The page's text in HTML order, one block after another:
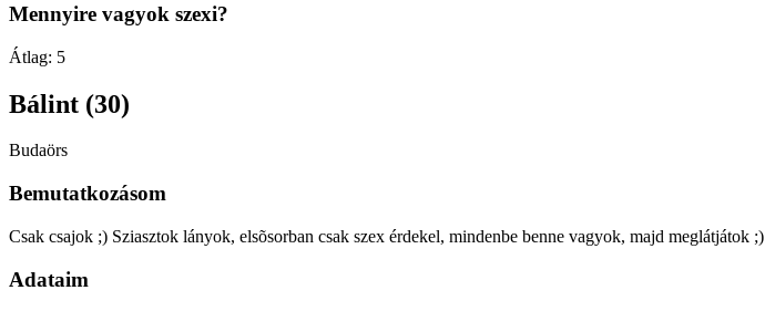
Mennyire vagyok szexi?
Átlag: 5
Bálint (30)
Budaörs
Bemutatkozásom
Csak csajok ;) Sziasztok lányok, elsõsorban csak szex érdekel, mindenbe benne vagyok, majd meglátjátok ;)
Adataim